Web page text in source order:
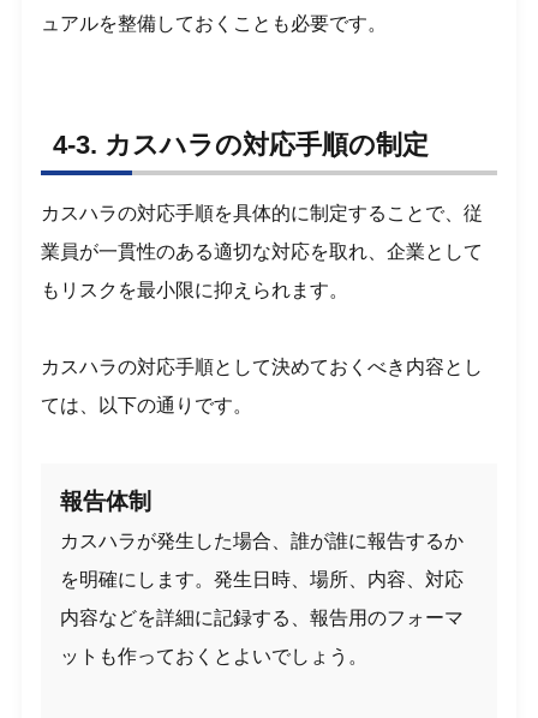
ュアルを整備しておくことも必要です。
4-3. カスハラの対応手順の制定
カスハラの対応手順を具体的に制定することで、従
業員が一貫性のある適切な対応を取れ、企業として
もリスクを最小限に抑えられます。
カスハラの対応手順として決めておくべき内容とし
ては、以下の通りです。
報告体制
カスハラが発生した場合、誰が誰に報告するか
を明確にします。発生日時、場所、内容、対応
内容などを詳細に記録する、報告用のフォーマ
ットも作っておくとよいでしょう。